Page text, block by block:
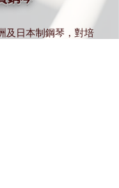
及日本制鋼琴，對培